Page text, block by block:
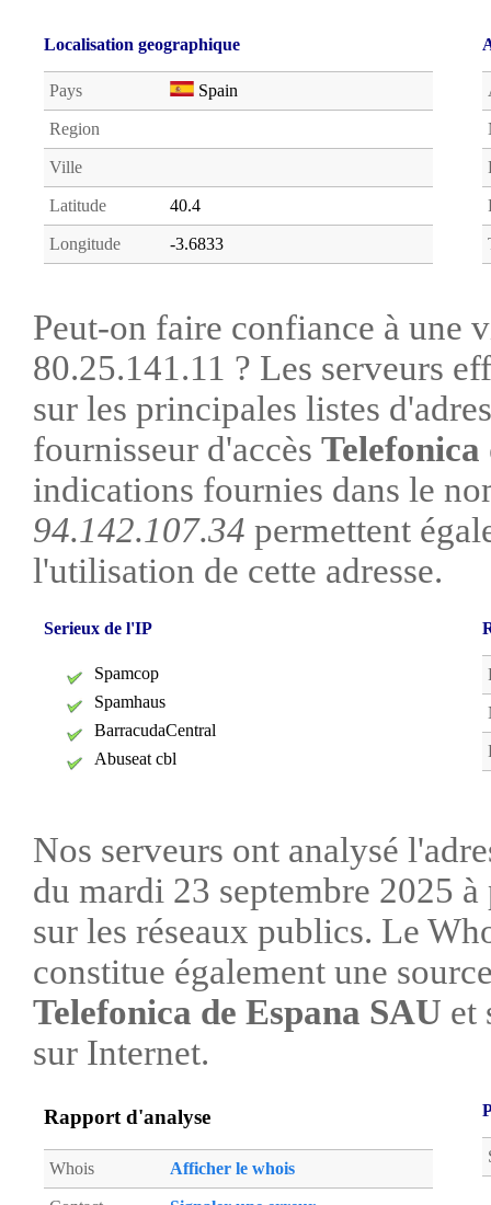
Localisation geographique
Pays Spain
Region
Ville
Latitude 40.4
Longitude -3.6833
Peut-on faire confiance à une
80.25.141.11 ? Les serveurs
sur les principales listes
fournisseur d'accès Telefonica
indications fournies dans le
94.142.107.34 permettent
l'utilisation de cette adresse.
Serieux de l'IP
Spamcop
Spamhaus
BarracudaCentral
Abuseat cbl
Nos serveurs ont analysé
du mardi 23 septembre 2025
sur les réseaux publics. Le
constitue également une
Telefonica de Espana SAU et
sur Internet.
Rapport d'analyse
Whois Afficher le whois